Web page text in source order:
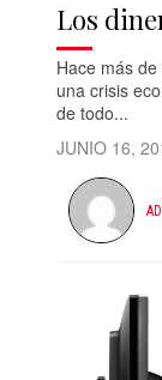
Los
Hace más
una crisis
de todo...
JUNIO 16,